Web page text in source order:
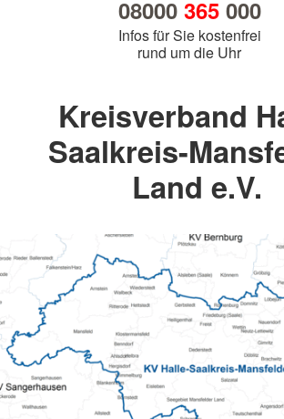
08000 365000
Infos für Sie kostenfrei
rund um die Uhr
Kreisverband
Saalkreis-
Land e.V.